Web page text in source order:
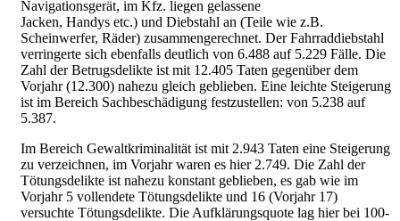
Navigationsgerät, im Kfz. liegen gelassene
Jacken, Handys etc.) und Diebstahl an (Teile wie z.B.
Scheinwerfer, Räder) zusammengerechnet. Der Fahrraddiebstahl
verringerte sich ebenfalls deutlich von 6.488 auf 5.229 Fälle. Die
Zahl der Betrugsdelikte ist mit 12.405 Taten gegenüber dem
Vorjahr (12.300) nahezu gleich geblieben. Eine leichte Steigerung
ist im Bereich Sachbeschädigung festzustellen: von 5.238 auf
5.387.
Im Bereich Gewaltkriminalität ist mit 2.943 Taten eine Steigerung
zu verzeichnen, im Vorjahr waren es hier 2.749. Die Zahl der
Tötungsdelikte ist nahezu konstant geblieben, es gab wie im
Vorjahr 5 vollendete Tötungsdelikte und 16 (Vorjahr 17)
versuchte Tötungsdelikte. Die Aufklärungsquote lag hier bei 100-